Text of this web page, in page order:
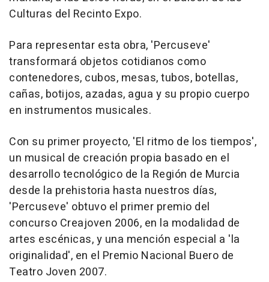
Culturas del Recinto Expo.
Para representar esta obra, 'Percuseve'
transformará objetos cotidianos como
contenedores, cubos, mesas, tubos, botellas,
cañas, botijos, azadas, agua y su propio cuerpo
en instrumentos musicales.
Con su primer proyecto, 'El ritmo de los tiempos',
un musical de creación propia basado en el
desarrollo tecnológico de la Región de Murcia
desde la prehistoria hasta nuestros días,
'Percuseve' obtuvo el primer premio del
concurso Creajoven 2006, en la modalidad de
artes escénicas, y una mención especial a 'la
originalidad', en el Premio Nacional Buero de
Teatro Joven 2007.